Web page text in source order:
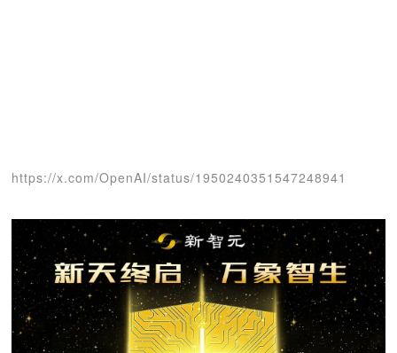
https://x.com/OpenAI/status/1950240351547248941